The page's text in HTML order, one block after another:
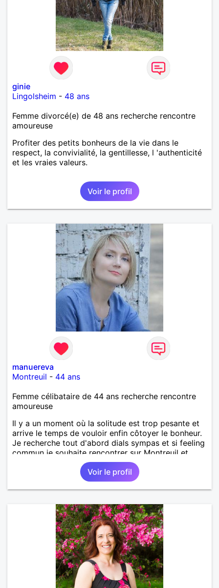
ginie
Lingolsheim - 48 ans
Femme divorcé(e) de 48 ans recherche rencontre
amoureuse
Profiter des petits bonheurs de la vie dans le
respect, la convivialité, la gentillesse, l 'authenticité
et les vraies valeurs.
Voir le profil
manuereva
Montreuil - 44 ans
Femme célibataire de 44 ans recherche rencontre
amoureuse
Il y a un moment où la solitude est trop pesante et
arrive le temps de vouloir enfin côtoyer le bonheur.
Je recherche tout d'abord dials sympas et si feeling
commun je souhaite rencontrer sur Montreuil et
secteur alentours, pourquoi pas.
Voir le profil